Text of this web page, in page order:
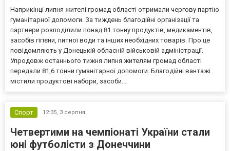
Наприкінці липня жителі громад області отримали чергову партію
гуманітарної допомоги. За тиждень благодійні організації та
партнери розподілили понад 81 тонну продуктів, медикаментів,
засобів гігієни, питної води та інших необхідних товарів. Про це
повідомляють у Донецькій обласній військовій адміністрації.
Упродовж останнього тижня липня жителям громад області
передали 81,6 тонни гуманітарної допомоги. Благодійні вантажі
містили продуктові набори, засоби...
Спорт 12:35, 3 серпня
Четвертими на чемпіонаті України стали
юні футболісти з Донеччини